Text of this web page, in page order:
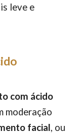
leve e
com ácido
moderação
facial, ou